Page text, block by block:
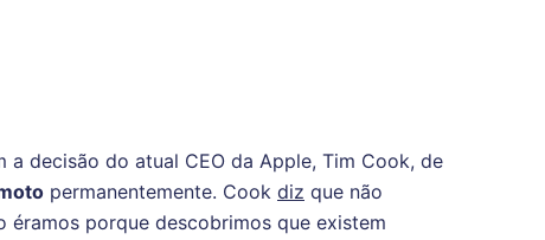
decisão do atual CEO da Apple, Tim Cook, de
permanentemente. Cook diz que não
éramos porque descobrimos que existem